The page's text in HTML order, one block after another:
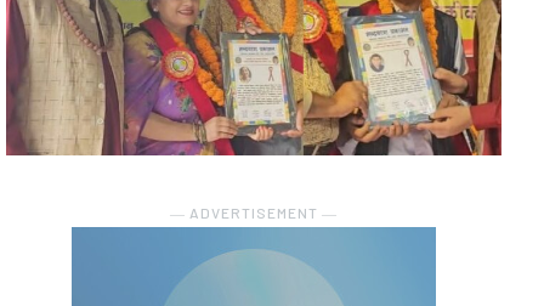
― ADVERTISEMENT ―